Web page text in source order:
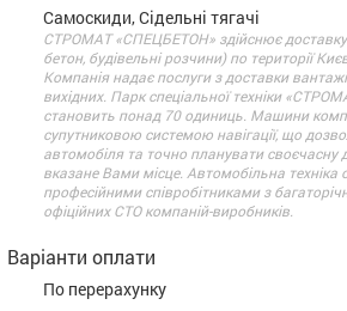
Самоскиди, Сідельні тягачі
СТРОМАТ «СПЕЦБЕТОН» здійснює доставку
бетон, будівельні розчини) по території
Компанія надає послуги з доставки
вихідних. Парк спеціальної техніки
становить понад 70 одиниць. Машини
супутниковою системою навігації, що
автомобіля та точно планувати своєчасну
вказане Вами місце. Автомобільна техніка
професійними співробітниками з
офіційних СТО компаній-виробників.
Варіанти оплати
По перерахунку